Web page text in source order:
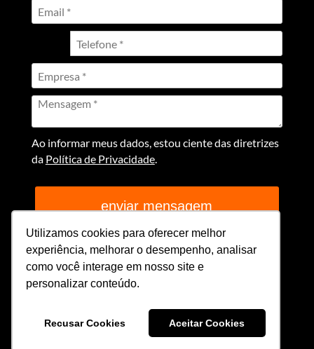
Utilizamos cookies para oferecer melhor
experiência, melhorar o desempenho, analisar
como você interage em nosso site e
personalizar conteúdo.
Recusar Cookies Aceitar Cookies
Ao informar meus dados, estou ciente das diretrizes
da Política de Privacidade.
enviar mensagem
Criação e produção Favus Design & Branding